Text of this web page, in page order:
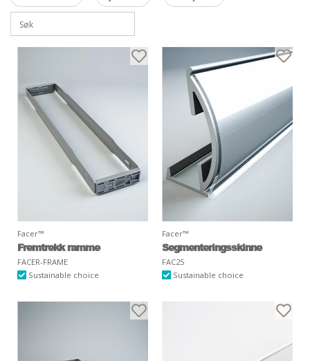
Facer™
Fremtrekk ramme
FACER-FRAME
Sustainable choice
Facer™
Segmenteringsskinne
FAC25
Sustainable choice